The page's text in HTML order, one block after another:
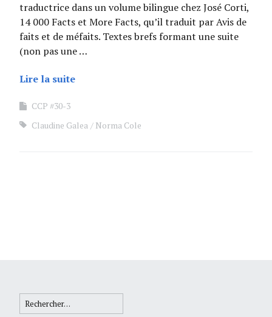
traductrice dans un volume bilingue chez José Corti,
14 000 Facts et More Facts, qu’il traduit par Avis de
faits et de méfaits. Textes brefs formant une suite
(non pas une …
Lire la suite
CCP #30-3
Claudine Galea
Norma Cole
Rechercher :